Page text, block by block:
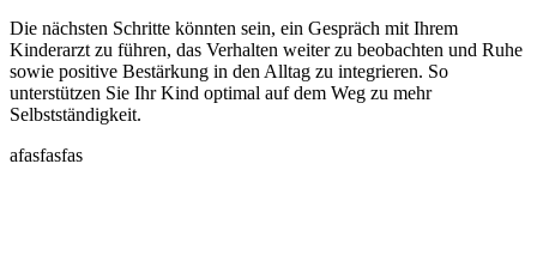
Die nächsten Schritte könnten sein, ein Gespräch mit Ihrem
Kinderarzt zu führen, das Verhalten weiter zu beobachten und Ruhe
sowie positive Bestärkung in den Alltag zu integrieren. So
unterstützen Sie Ihr Kind optimal auf dem Weg zu mehr
Selbstständigkeit.
afasfasfas